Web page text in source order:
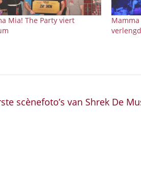
Mia! The Party viert
scènefoto’s van Shrek De